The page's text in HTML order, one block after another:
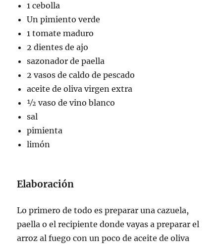
1 cebolla
Un pimiento verde
1 tomate maduro
2 dientes de ajo
sazonador de paella
2 vasos de caldo de pescado
aceite de oliva virgen extra
½ vaso de vino blanco
sal
pimienta
limón
Elaboración
Lo primero de todo es preparar una cazuela,
paella o el recipiente donde vayas a preparar el
arroz al fuego con un poco de aceite de oliva